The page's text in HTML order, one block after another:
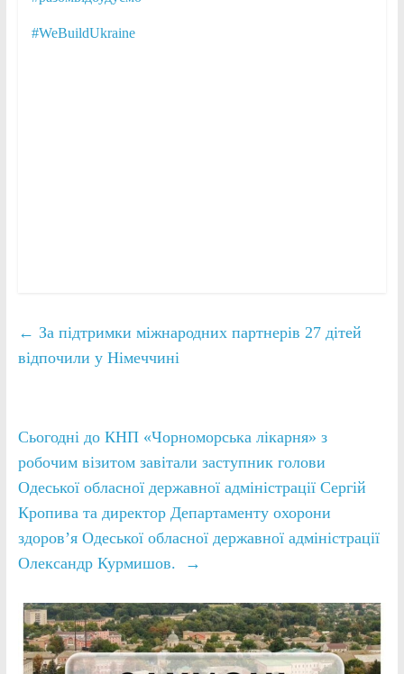
#WeBuildUkraine
← За підтримки міжнародних партнерів 27 дітей
відпочили у Німеччині
Сьогодні до КНП «Чорноморська лікарня» з
робочим візитом завітали заступник голови
Одеської обласної державної адміністрації Сергій
Кропива та директор Департаменту охорони
здоров’я Одеської обласної державної адміністрації
Олександр Курмишов.
→